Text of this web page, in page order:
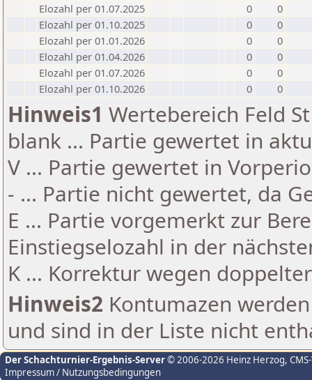
Elozahl per 01.07.2025
0
0
Elozahl per 01.10.2025
0
0
Elozahl per 01.01.2026
0
0
Elozahl per 01.04.2026
0
0
Elozahl per 01.07.2026
0
0
Elozahl per 01.10.2026
0 0
Hinweis1 Wertebereich Feld
blank ... Partie gewertet in
V ... Partie gewertet in
- ... Partie nicht gewertet, da
E ... Partie vorgemerkt zur
Einstiegselozahl in der
K ... Korrektur wegen
Hinweis2 Kontumazen
und sind in der Liste nicht
Der Schachturnier-Ergebnis-Server© 2006-2026 Heinz Herzog,
Impressum / Nutzungsbedingungen